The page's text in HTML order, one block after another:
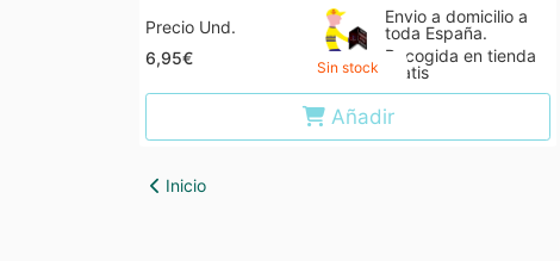
Precio Und.
6,95€
Envio a domicilio a
toda España.
Recogida en tienda
gratis
Sin stock
Añadir
Inicio